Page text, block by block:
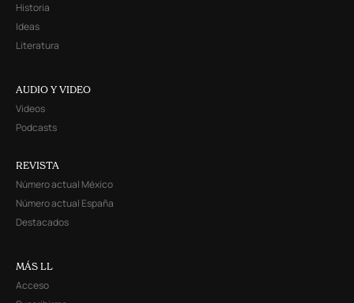
Historia
Ideas
Literatura
AUDIO Y VIDEO
Videos
Podcasts
REVISTA
Número actual México
Número actual España
Destacados
MÁS LL
Acceso